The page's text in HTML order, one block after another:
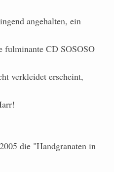
angehalten, ein
fulminante CD SOSOSO
verkleidet erscheint,
die "Handgranaten in